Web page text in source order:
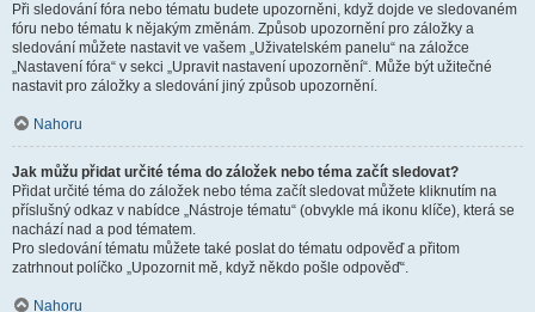
Při sledování fóra nebo tématu budete upozorněni, když dojde ve sledovaném
fóru nebo tématu k nějakým změnám. Způsob upozornění pro záložky a
sledování můžete nastavit ve vašem „Uživatelském panelu“ na záložce
„Nastavení fóra“ v sekci „Upravit nastavení upozornění“. Může být užitečné
nastavit pro záložky a sledování jiný způsob upozornění.
Nahoru
Jak můžu přidat určité téma do záložek nebo téma začít sledovat?
Přidat určité téma do záložek nebo téma začít sledovat můžete kliknutím na
příslušný odkaz v nabídce „Nástroje tématu“ (obvykle má ikonu klíče), která se
nachází nad a pod tématem.
Pro sledování tématu můžete také poslat do tématu odpověď a přitom
zatrhnout políčko „Upozornit mě, když někdo pošle odpověď“.
Nahoru